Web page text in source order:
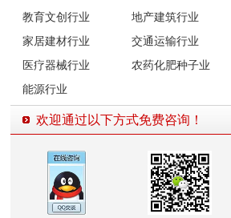
教育文创行业
地产建筑行业
家居建材行业
交通运输行业
医疗器械行业
农药化肥种子业
能源行业
欢迎通过以下方式免费咨询！